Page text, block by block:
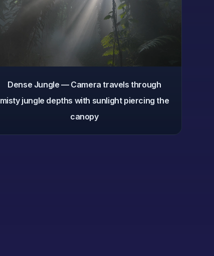
Dense Jungle — Camera travels through
misty jungle depths with sunlight piercing the
canopy